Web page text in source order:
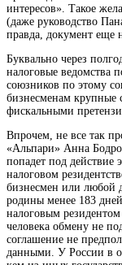
интересов». Такое
(даже руководство
правда, документ еще
Буквально через
налоговые ведомства
союзников по этому
бизнесменам крупные
фискальными
Впрочем, не все так
«Альпари» Анна
попадет под действие
налоговом
бизнесмен или любой
родины менее 183
налоговым
человека обмену не
соглашение не
данными. У России в